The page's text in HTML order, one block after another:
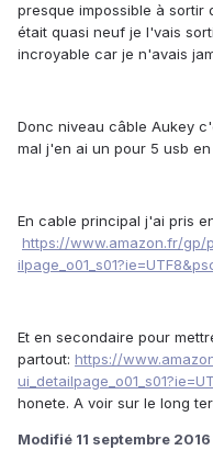
presque impossible à sortir
était quasi neuf je l'vais
incroyable car je n'avais
Donc niveau câble Aukey
mal j'en ai un pour 5 usb
En cable principal j'ai pris
https://www.amazon.fr/gp/
Et en secondaire pour
partout: https://
honete. A voir sur le long
Modifié 11 septembre 2016